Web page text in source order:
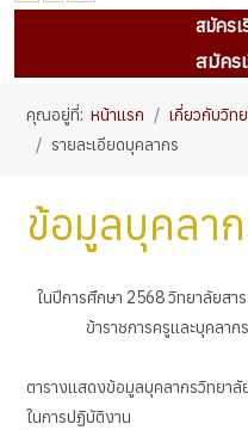
สมัครเ
สมัคร
คุณอยู่ที่:หน้าแรก เกี่ยวกับวิท
รายละเอียดบุคลากร
ข้อมูลบุคลา
ในปีการศึกษา 2568 วิทยาลัยส
ข้าราชการครูและบุคลา
ตารางแสดงข้อมูลบุคลากรวิทยา
ในการปฏิบัติงาน